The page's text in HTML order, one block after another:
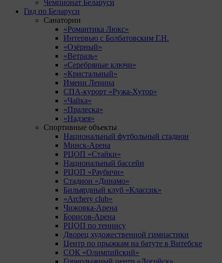
Чемпионат Беларуси
Гид по Беларуси
Санатории
«Романтика Люкс»
Интервью с Болбатовским Г.Н.
«Озёрный»
«Ветразь»
«Серебряные ключи»
«Кристальный»
Имени Ленина
СПА-курорт «Ружа-Хутор»
«Чайка»
«Пралеска»
«Надзея»
Спортивные объекты
Национальный футбольный стадион
Минск-Арена
РЦОП «Стайки»
Национальный бассейн
РЦОП «Раубичи»
Стадион «Динамо»
Бильярдный клуб «Классик»
«Archery club»
Чижовка-Арена
Борисов-Арена
РЦОП по теннису
Дворец художественной гимнастики
Центр по прыжкам на батуте в Витебске
СОК «Олимпийский»
Горнолыжный центр «Логойск»